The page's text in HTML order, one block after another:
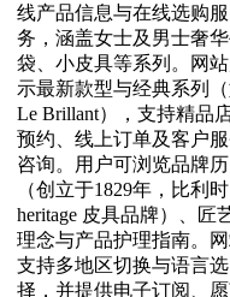
线产品信息与在线选购服
务，涵盖女士及男士奢
袋、小皮具等系列。网
示最新款型与经典系列
Le Brillant），支持精品
预约、线上订单及客户
咨询。用户可浏览品牌
（创立于1829年，比利时
heritage 皮具品牌）、匠
理念与产品护理指南。
支持多地区切换与语言选
择，并提供电子订阅、